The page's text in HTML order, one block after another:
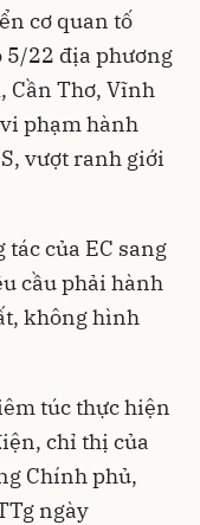
cơ quan tố
5/22 địa phương
Cần Thơ, Vĩnh
phạm hành
vượt ranh giới
của EC sang
cầu phải hành
không hình
túc thực hiện
chỉ thị của
Chính phủ,
ngày